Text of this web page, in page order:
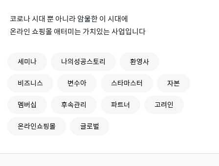
코로나 시대 뿐 아니라 암울한 이 시대에
온라인 쇼핑몰 애터미는 가치있는 사업입니다
세미나 나의성공스토리
환영사
비즈니스
변수아 스타마스터
자본
멤버십
후속관리 파트너
고려인
온라인쇼핑몰
글로벌